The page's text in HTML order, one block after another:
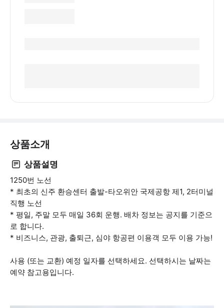
상품소개
상품설명
1250번 노선
* 최초의 신주 환승센터 출발-타오위안 국제공항 제1, 2터미널
직행 노선
* 평일, 주말 모두 매일 36회 운행. 배차 정보는 공지를 기준으
로 합니다.
* 비즈니스, 관광, 출퇴근, 심야 항공편 이용객 모두 이용 가능!
사용 (또는 교환) 예정 일자를 선택하세요. 선택하시는 날짜는
예약 참고용입니다.